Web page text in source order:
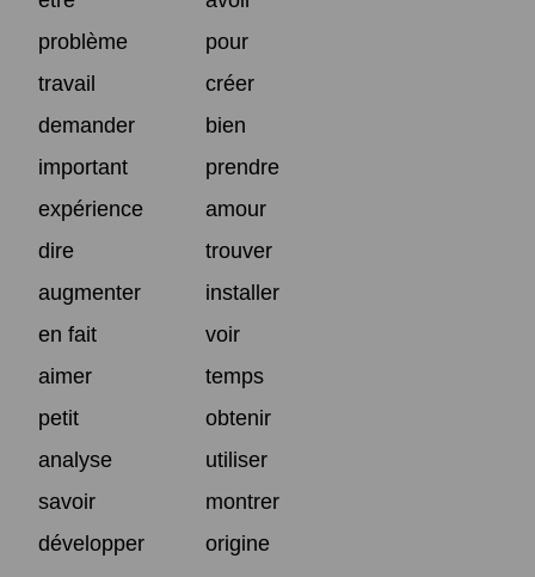
problème
pour
travail
créer
demander
bien
important
prendre
expérience
amour
dire
trouver
augmenter
installer
en fait
voir
aimer
temps
petit
obtenir
analyse
utiliser
savoir
montrer
développer
origine